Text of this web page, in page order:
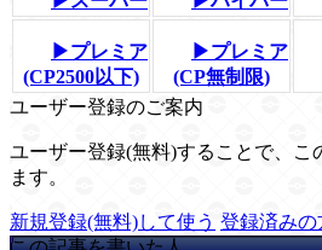
▶プレミア
(CP2500以下)
▶プレミア
(CP無制限)
ユーザー登録のご案内
ユーザー登録(無料)することで、こ
ます。
新規登録(無料)して使う 登録済みの